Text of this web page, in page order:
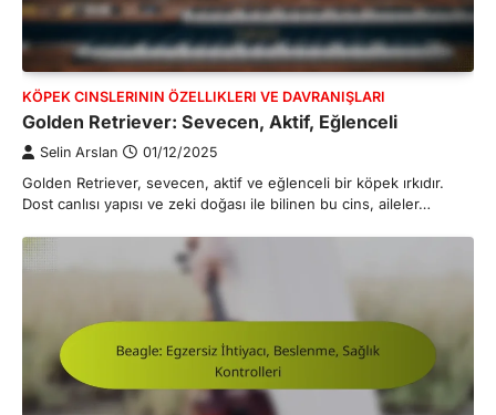
KÖPEK CINSLERININ ÖZELLIKLERI VE DAVRANIŞLARI
Golden Retriever: Sevecen, Aktif, Eğlenceli
Selin Arslan 01/12/2025
Golden Retriever, sevecen, aktif ve eğlenceli bir köpek ırkıdır.
Dost canlısı yapısı ve zeki doğası ile bilinen bu cins, aileler…